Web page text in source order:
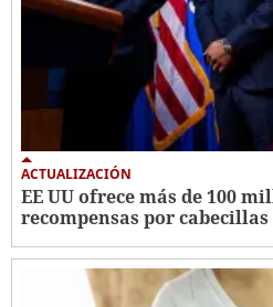
ACTUALIZACIÓN
EE UU ofrece más de 100
recompensas por cabecillas